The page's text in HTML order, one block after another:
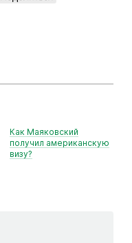
Как Маяковский
получил американскую
визу?